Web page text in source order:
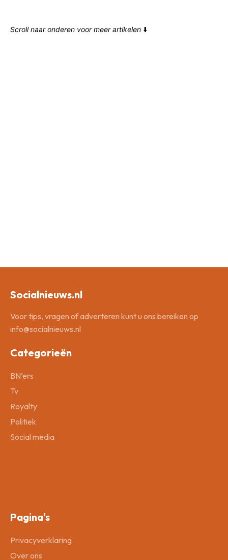
Scroll naar onderen voor meer artikelen ⬇️
Socialnieuws.nl
Voor tips, vragen of adverteren kunt u ons bereiken op
info@socialnieuws.nl
Categorieën
BN’ers
Tv
Royalty
Politiek
Social media
Pagina's
Privacyverklaring
Over ons